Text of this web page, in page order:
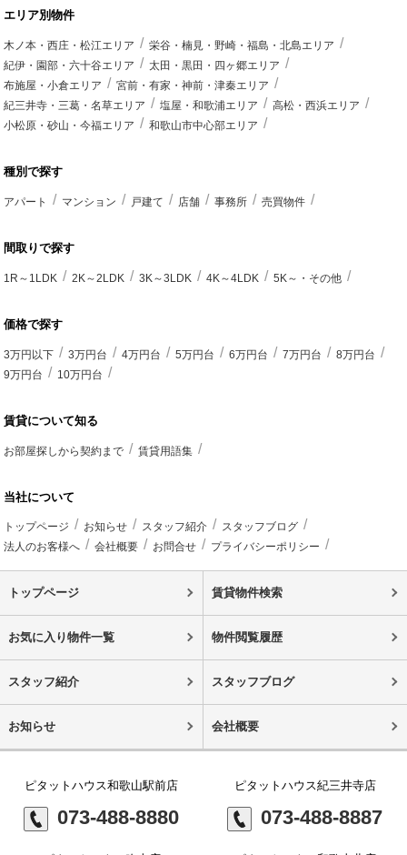
エリア別物件
木ノ本・西庄・松江エリア
栄谷・楠見・野崎・福島・北島エリア
紀伊・園部・六十谷エリア
太田・黒田・四ヶ郷エリア
布施屋・小倉エリア
宮前・有家・神前・津秦エリア
紀三井寺・三葛・名草エリア
塩屋・和歌浦エリア
高松・西浜エリア
小松原・砂山・今福エリア
和歌山市中心部エリア
種別で探す
アパート マンション 戸建て 店舗 事務所 売買物件
間取りで探す
1R～1LDK 2K～2LDK 3K～3LDK 4K～4LDK 5K～・その他
価格で探す
3万円以下 3万円台 4万円台 5万円台 6万円台 7万円台
8万円台
9万円台
10万円台
賃貸について知る
お部屋探しから契約まで 賃貸用語集
当社について
トップページ お知らせ スタッフ紹介
スタッフブログ
法人のお客様へ
会社概要 お問合せ プライバシーポリシー
トップページ 賃貸物件検索
お気に入り物件一覧 物件閲覧履歴
スタッフ紹介 スタッフブログ
お知らせ 会社概要
ピタットハウス和歌山駅前店
073-488-8880
ピタットハウス紀三井寺店
073-488-8887